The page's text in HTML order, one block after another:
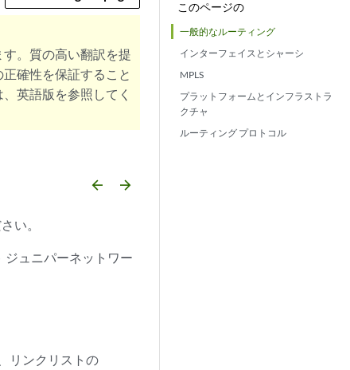
このページの
一般的なルーティング
インターフェイスとシャーシ
MPLS
プラットフォームとインフラストラ
クチャ
ルーティング プロトコル
。質の高い翻訳を提
確性を保証すること
英語版を参照してく
arrow_backward arrow_forward
い。
ジュニパーネットワー
リンクリストの